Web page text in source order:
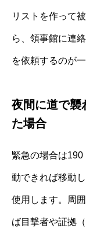
リストを作って
ら、領事館に連
を依頼するのが一
夜間に道で襲
た場合
緊急の場合は
動できれば移動
使用します。周
ば目撃者や証拠